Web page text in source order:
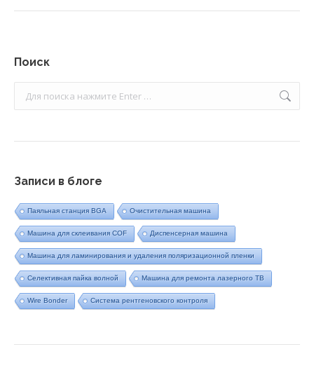
Поиск
Записи в блоге
Паяльная станция BGA Очистительная машина
Машина для склеивания COF Диспенсерная машина
Машина для ламинирования и удаления поляризационной пленки
Селективная пайка волной Машина для ремонта лазерного ТВ
Wire Bonder Система рентгеновского контроля